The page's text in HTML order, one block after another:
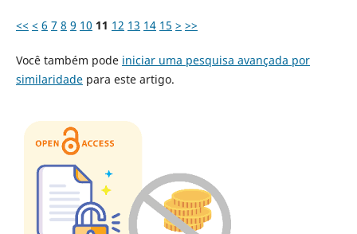
<< < 6 7 8 9 10 11 12 13 14 15 > >>
Você também pode iniciar uma pesquisa avançada por
similaridadepara este artigo.